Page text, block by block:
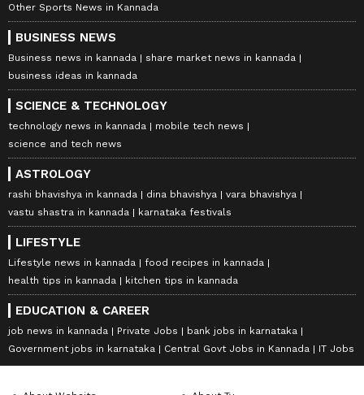
Other Sports News in Kannada
BUSINESS NEWS
Business news in kannada
share market news in kannada
business ideas in kannada
SCIENCE & TECHNOLOGY
technology news in kannada
mobile tech news
science and tech news
ASTROLOGY
rashi bhavishya in kannada dina bhavishya
vara bhavishya
vastu shastra in kannada
karnataka festivals
LIFESTYLE
Lifestyle news in kannada
food recipes in kannada
health tips in kannada
kitchen tips in kannada
EDUCATION & CAREER
job news in kannada Private Jobs
bank jobs in karnataka
Government jobs in karnataka
Central Govt Jobs in Kannada IT Jobs